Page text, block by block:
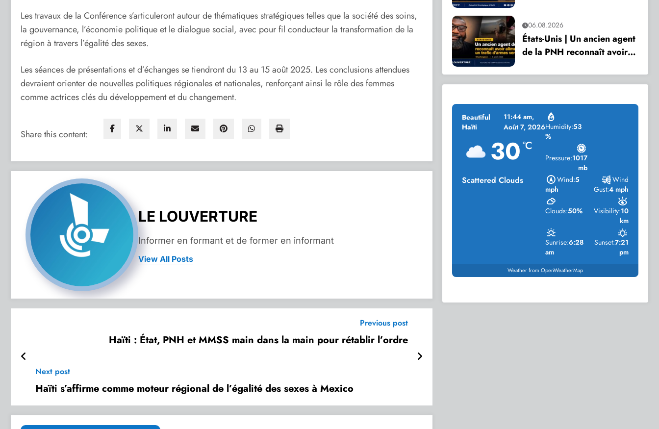
Les travaux de la Conférence s’articuleront autour de thématiques stratégiques telles que la société des soins,
la gouvernance, l’économie politique et le dialogue social, avec pour fil conducteur la transformation de la
région à travers l’égalité des sexes.
Les séances de présentations et d’échanges se tiendront du 13 au 15 août 2025. Les conclusions attendues
devraient orienter de nouvelles politiques régionales et nationales, renforçant ainsi le rôle des femmes
comme actrices clés du développement et du changement.
Share this content:
LE LOUVERTURE
Informer en formant et de former en informant
View All Posts
Previous post
Haïti : État, PNH et MMSS main dans la main pour rétablir l’ordre
Next post
Haïti s’affirme comme moteur régional de l’égalité des sexes à Mexico
Kumaran pour renforcer la
coopération
06.08.2026
États-Unis | Un ancien agent
de la PNH reconnaît avoir
vers Haïti
Beautiful
Haïti
11:44 am,
Août 7, 2026
30 °C
Scattered Clouds
Humidity:53
%
Pressure:1017
mb
Wind:5
mph
Wind
Gust:4 mph
Clouds:50% Visibility:10
km
Sunrise:6:28
am
Sunset:7:21
pm
Weather from OpenWeatherMap